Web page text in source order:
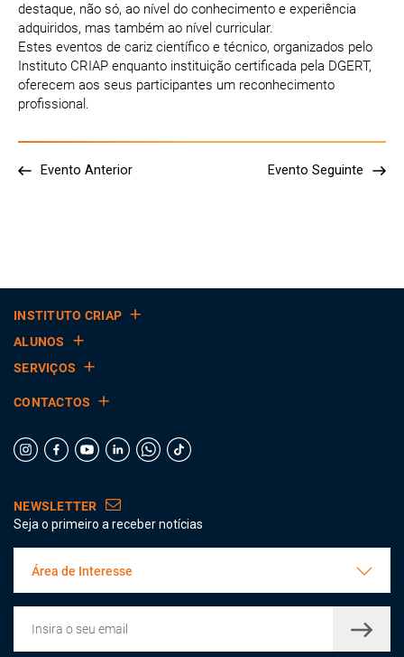
destaque, não só, ao nível do conhecimento e experiência
adquiridos, mas também ao nível curricular.
Estes eventos de cariz científico e técnico, organizados pelo
Instituto CRIAP enquanto instituição certificada pela DGERT,
oferecem aos seus participantes um reconhecimento
profissional.
Evento Anterior Evento Seguinte
INSTITUTO CRIAP
ALUNOS
SERVIÇOS
CONTACTOS
NEWSLETTER
Seja o primeiro a receber notícias
Área de Interesse